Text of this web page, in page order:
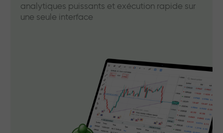
analytiques puissants et exécution rapide sur
une seule interface